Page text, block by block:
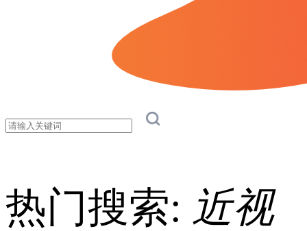
热门搜索: 近视